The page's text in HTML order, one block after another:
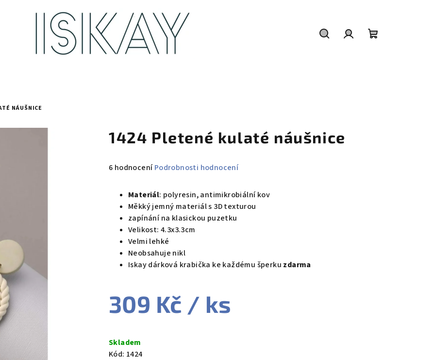
NÁUŠNICE
1424 Pletené kulaté náušnice
Průměrné
produktu
hvězdiček.
6 hodnocení Podrobnosti hodnocení
Materiál: polyresin, antimikrobiální kov
Měkký jemný materiál s 3D texturou
zapínání na klasickou puzetku
Velikost: 4.3x3.3cm
Velmi lehké
Neobsahuje nikl
Iskay dárková krabička ke každému šperku zdarma
309 Kč / ks
cena:
Skladem
Kód: 1424